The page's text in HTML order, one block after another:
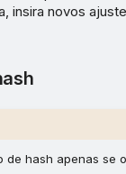
insira novos
de hash apenas se